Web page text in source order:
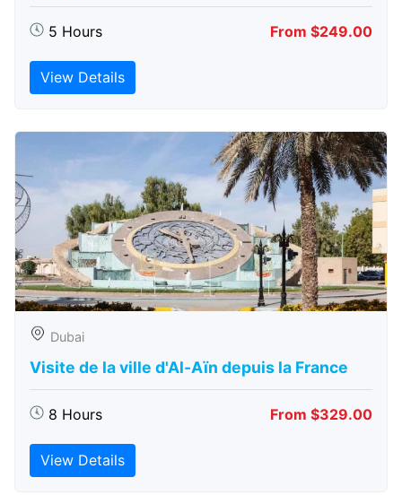
5 Hours From $249.00
View Details
Dubai
Visite de la ville d'Al-Aïn depuis la France
8 Hours From $329.00
View Details